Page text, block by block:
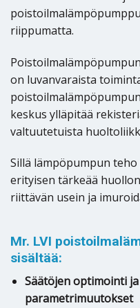
riippumatta.
on luvanvaraista
keskus ylläpitää
valtuutetuista
Sillä lämpöpumpun
erityisen tärkeää
riittävän usein ja
Mr. LVI
sisältää:
Säätöjen optimointi
parametrimuutokset